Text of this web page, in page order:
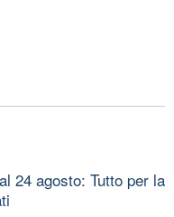
24 agosto: Tutto per la